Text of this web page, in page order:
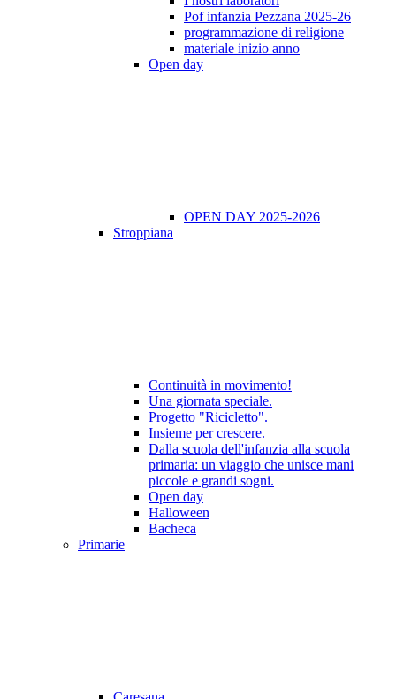
Pof infanzia Pezzana 2025-26
programmazione di religione
materiale inizio anno
Open day
OPEN DAY 2025-2026
Stroppiana
Continuità in movimento!
Una giornata speciale.
Progetto "Ricicletto".
Insieme per crescere.
Dalla scuola dell'infanzia alla scuola
primaria: un viaggio che unisce mani
piccole e grandi sogni.
Open day
Halloween
Bacheca
Primarie